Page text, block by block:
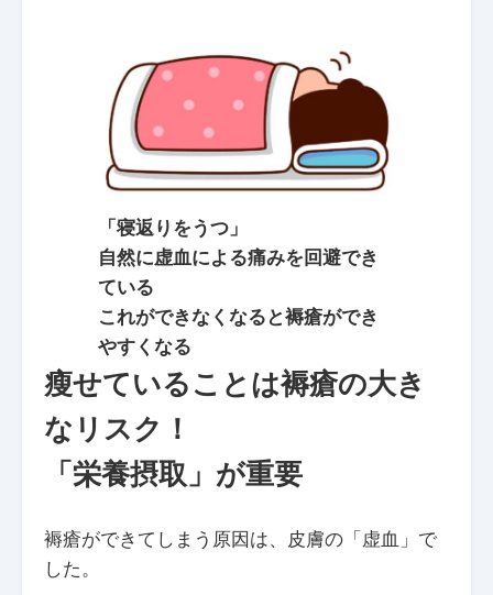
「寝返りをうつ」
自然に虚血による痛みを回避でき
ている
これができなくなると褥瘡ができ
やすくなる
瘦せていることは褥瘡の大き
なリスク！
「栄養摂取」が重要
褥瘡ができてしまう原因は、皮膚の「虚血」で
した。